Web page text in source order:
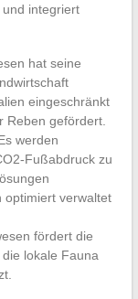
integriert
hat seine
eingeschränkt
Reben gefördert.
werden
Fußabdruck zu
optimiert verwaltet
fördert die
lokale Fauna